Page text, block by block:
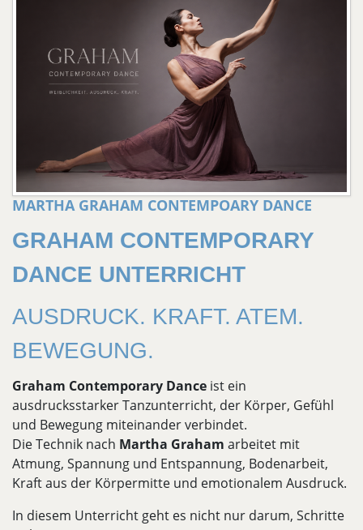
MARTHA GRAHAM CONTEMPOARY DANCE
GRAHAM CONTEMPORARY
DANCE UNTERRICHT
AUSDRUCK. KRAFT. ATEM.
BEWEGUNG.
Graham Contemporary Dance ist ein
ausdrucksstarker Tanzunterricht, der Körper, Gefühl
und Bewegung miteinander verbindet.
Die Technik nach Martha Graham arbeitet mit
Atmung, Spannung und Entspannung, Bodenarbeit,
Kraft aus der Körpermitte und emotionalem Ausdruck.
In diesem Unterricht geht es nicht nur darum, Schritte